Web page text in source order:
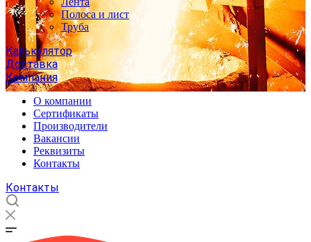
Полоса и лист
Труба
Калькулятор
Доставка
Компания
О компании
Сертификаты
Производители
Вакансии
Реквизиты
Контакты
Контакты